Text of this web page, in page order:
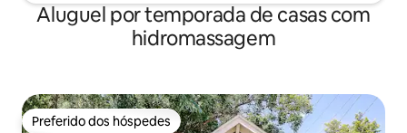
Aluguel por temporada de casas com
hidromassagem
Preferido dos hóspedes
Preferido dos hóspedes